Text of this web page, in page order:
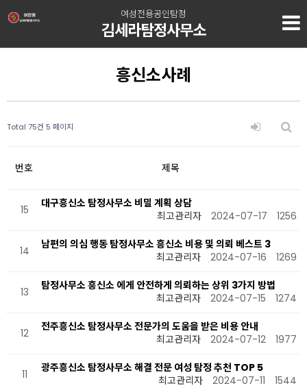
여성전용공인탐정
김세라탐정사무소
흥신소사례
Total 75건 5 페이지
번호 제목
15
대구흥신소 탐정사무소 비밀 계획 상담
최고관리자
2024-07-17 1256
14
남편의 의심 행동 탐정사무소 흥신소 비용 및 의뢰 베스트 3
최고관리자
2024-07-16 1269
13
탐정사무소 흥신소 에게 안전하게 의뢰하는 상위 3가지 방법
최고관리자
2024-07-15 1274
12
전주흥신소 탐정사무소 전문가의 도움을 받은 비용 안내
최고관리자
2024-07-12 1977
11
광주흥신소 탐정사무소 해결 전문 여성 탐정 추천 TOP 5
최고관리자
2024-07-11 1544